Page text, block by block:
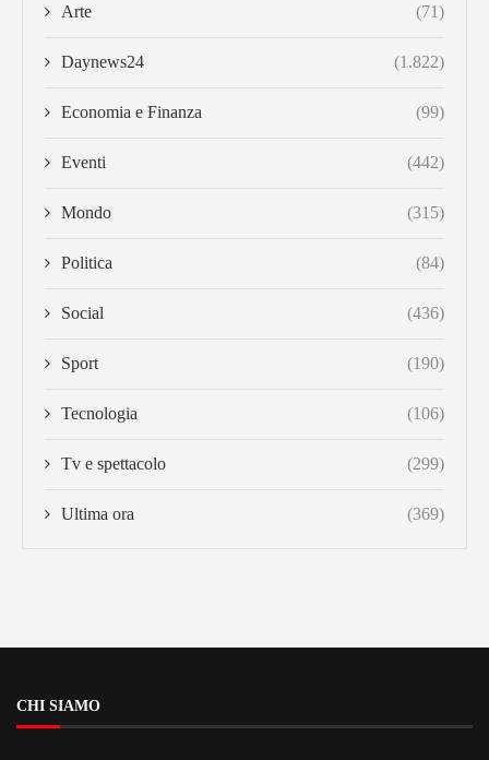
Arte (71)
Daynews24 (1.822)
Economia e Finanza (99)
Eventi (442)
Mondo (315)
Politica (84)
Social (436)
Sport (190)
Tecnologia (106)
Tv e spettacolo (299)
Ultima ora (369)
CHI SIAMO